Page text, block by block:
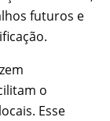
futuros e
o
Esse